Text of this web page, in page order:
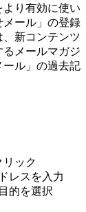
り有効に使い
メール」の登録
新コンテンツ
メールマガジ
ール」の過去記
ック
レスを入力
的を選択